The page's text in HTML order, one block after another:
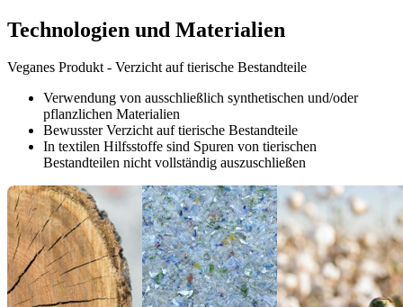
Technologien und Materialien
Veganes Produkt - Verzicht auf tierische Bestandteile
Verwendung von ausschließlich synthetischen und/oder
pflanzlichen Materialien
Bewusster Verzicht auf tierische Bestandteile
In textilen Hilfsstoffe sind Spuren von tierischen
Bestandteilen nicht vollständig auszuschließen